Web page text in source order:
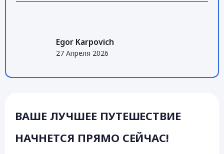
Egor Karpovich
27 Апреля 2026
ВАШЕ ЛУЧШЕЕ ПУТЕШЕСТВИЕ
НАЧНЕТСЯ ПРЯМО СЕЙЧАС!